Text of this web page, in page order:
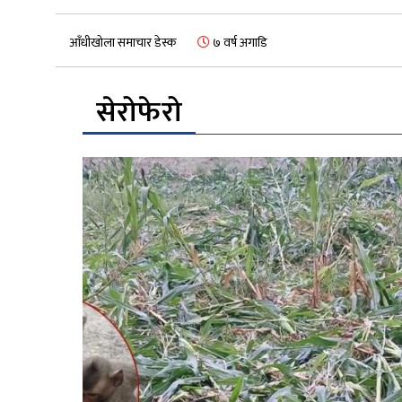
आँधीखोला समाचार डेस्क ७ वर्ष अगाडि
सेरोफेरो